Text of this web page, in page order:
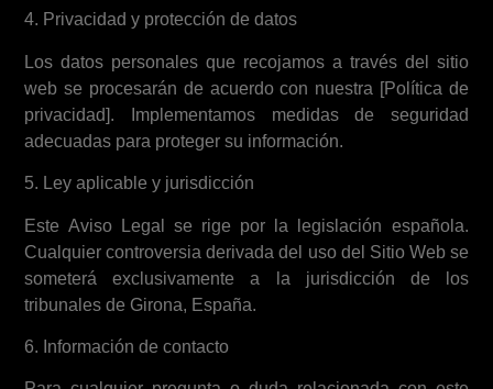
4. Privacidad y protección de datos
Los datos personales que recojamos a través del sitio
web se procesarán de acuerdo con nuestra [Política de
privacidad]. Implementamos medidas de seguridad
adecuadas para proteger su información.
5. Ley aplicable y jurisdicción
Este Aviso Legal se rige por la legislación española.
Cualquier controversia derivada del uso del Sitio Web se
someterá exclusivamente a la jurisdicción de los
tribunales de Girona, España.
6. Información de contacto